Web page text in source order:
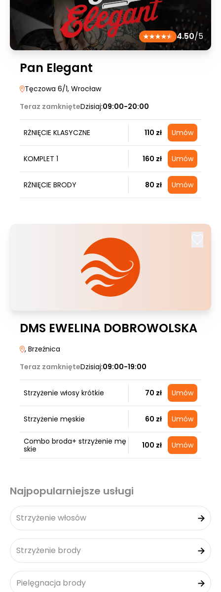
4.50/5
Pan Elegant
Tęczowa 6/1, Wrocław
Teraz zamknięteDzisiaj:09:00-20:00
RŻNIĘCIE KLASYCZNE 110 zł Umów
KOMPLET 1 160 zł Umów
RŻNIĘCIE BRODY 80 zł Umów
DMS EWELINA DOBROWOLSKA
, Brzeźnica
Teraz zamknięteDzisiaj:09:00-19:00
Strzyżenie włosy krótkie 70 zł Umów
Strzyżenie męskie 60 zł Umów
Combo broda+ strzyżenie mę
skie
100 zł Umów
Najpopularniejsze usługi
Strzyżenie włosów
Strzyżenie brody
Pielęgnacja brody